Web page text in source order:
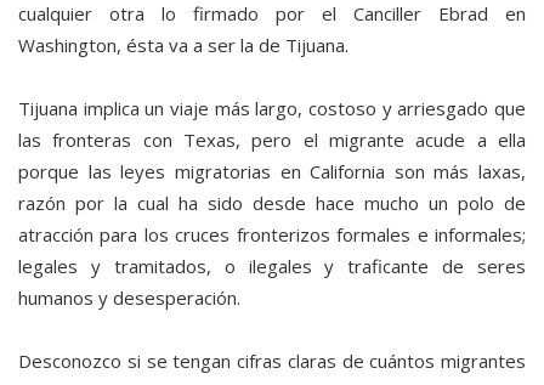
cualquier otra lo firmado por el Canciller Ebrad en
Washington, ésta va a ser la de Tijuana.
Tijuana implica un viaje más largo, costoso y arriesgado que
las fronteras con Texas, pero el migrante acude a ella
porque las leyes migratorias en California son más laxas,
razón por la cual ha sido desde hace mucho un polo de
atracción para los cruces fronterizos formales e informales;
legales y tramitados, o ilegales y traficante de seres
humanos y desesperación.
Desconozco si se tengan cifras claras de cuántos migrantes